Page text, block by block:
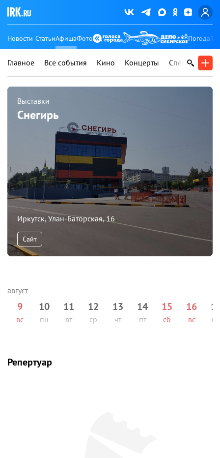
Новости СтатьиАфишаФото Погода
Главное Все события Кино Концерты Спектакли
Выставки
Снегирь
Иркутск, Улан-Баторская, 16
Сайт
9
вс
10
пн
11
вт
12
ср
13
чт
14
пт
15
сб
16
вс пн
Репертуар